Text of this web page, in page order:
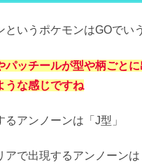
というポケモンはGOでい
パッチールが型や柄ごと
うな感じですね
るアンノーンは「J型」
アで出現するアンノーンは